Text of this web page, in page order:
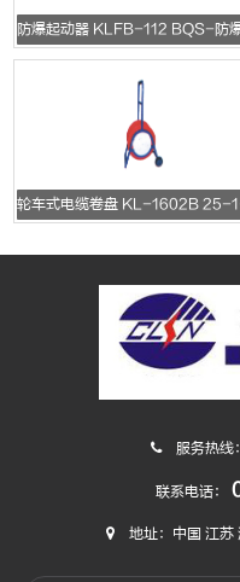
服务热线：
联系电话：
地址：中国 江苏